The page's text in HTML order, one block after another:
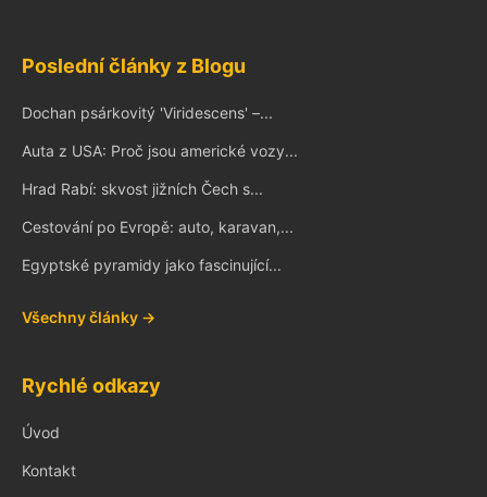
Poslední články z Blogu
Dochan psárkovitý 'Viridescens' –...
Auta z USA: Proč jsou americké vozy...
Hrad Rabí: skvost jižních Čech s...
Cestování po Evropě: auto, karavan,...
Egyptské pyramidy jako fascinující...
Všechny články →
Rychlé odkazy
Úvod
Kontakt